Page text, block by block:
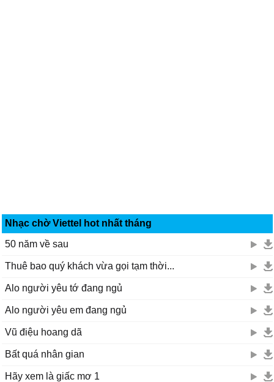
Nhạc chờ Viettel hot nhất tháng
50 năm về sau
Thuê bao quý khách vừa gọi tạm thời...
Alo người yêu tớ đang ngủ
Alo người yêu em đang ngủ
Vũ điệu hoang dã
Bất quá nhân gian
Hãy xem là giấc mơ 1